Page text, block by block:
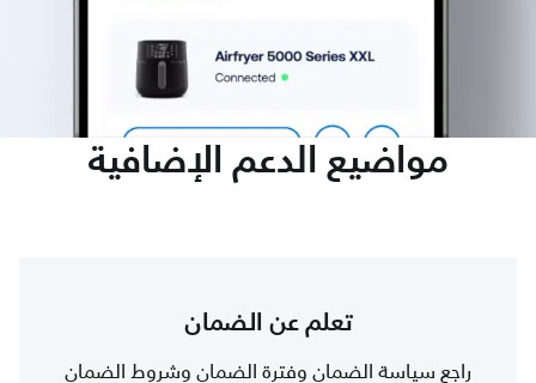
مواضيع الدعم الإضافية
تعلم عن الضمان
راجع سياسة الضمان وفترة الضمان وشروط الضمان